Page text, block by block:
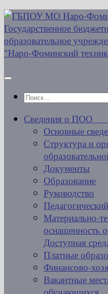
Перейти
к
содержимому
Найти:
Сведения о ПОО
Основные
Структура и
Документы
Образование
Руководство
Материально-
оснащенность
Доступная
Платные
Финансово-
Вакантные